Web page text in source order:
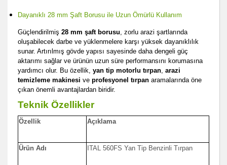
Dayanıklı 28 mm Şaft Borusu ile Uzun Ömürlü Kullanım
Güçlendirilmiş 28 mm şaft borusu, zorlu arazi şartlarında
oluşabilecek darbe ve yüklenmelere karşı yüksek dayanıklılık
sunar. Artırılmış gövde yapısı sayesinde daha dengeli güç
aktarımı sağlar ve ürünün uzun süre performansını korumasına
yardımcı olur. Bu özellik, yan tip motorlu tırpan, arazi
temizleme makinesi ve profesyonel tırpan aramalarında öne
çıkan önemli avantajlardan biridir.
Teknik Özellikler
Özellik Açıklama
Ürün Adı ITAL 560FS Yan Tip Benzinli Tırpan